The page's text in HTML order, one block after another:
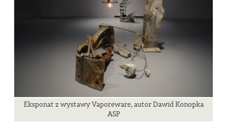
Eksponat z wystawy Vaporeware, autor Dawid Konopka
ASP